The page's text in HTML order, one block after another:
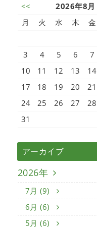
<<
2026年8月
月
火 水 木 金
3
4 5 6 7
10
11 12 13 14
17
18 19 20 21
24
25 26 27 28
31
アーカイブ
2026年
7月 (9)
6月 (6)
5月 (6)